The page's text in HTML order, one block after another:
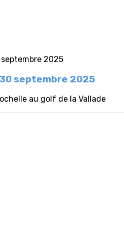
septembre 2025
au golf de la Vallade